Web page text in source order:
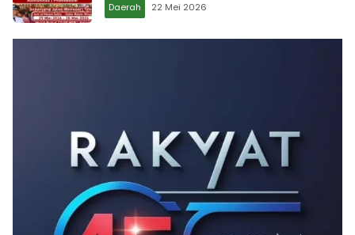
Daerah 22 Mei 2026